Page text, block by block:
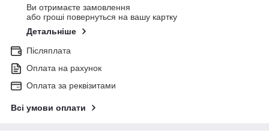
Ви отримаєте замовлення
або гроші повернуться на вашу картку
Детальніше
Післяплата
Оплата на рахунок
Оплата за реквізитами
Всі умови оплати